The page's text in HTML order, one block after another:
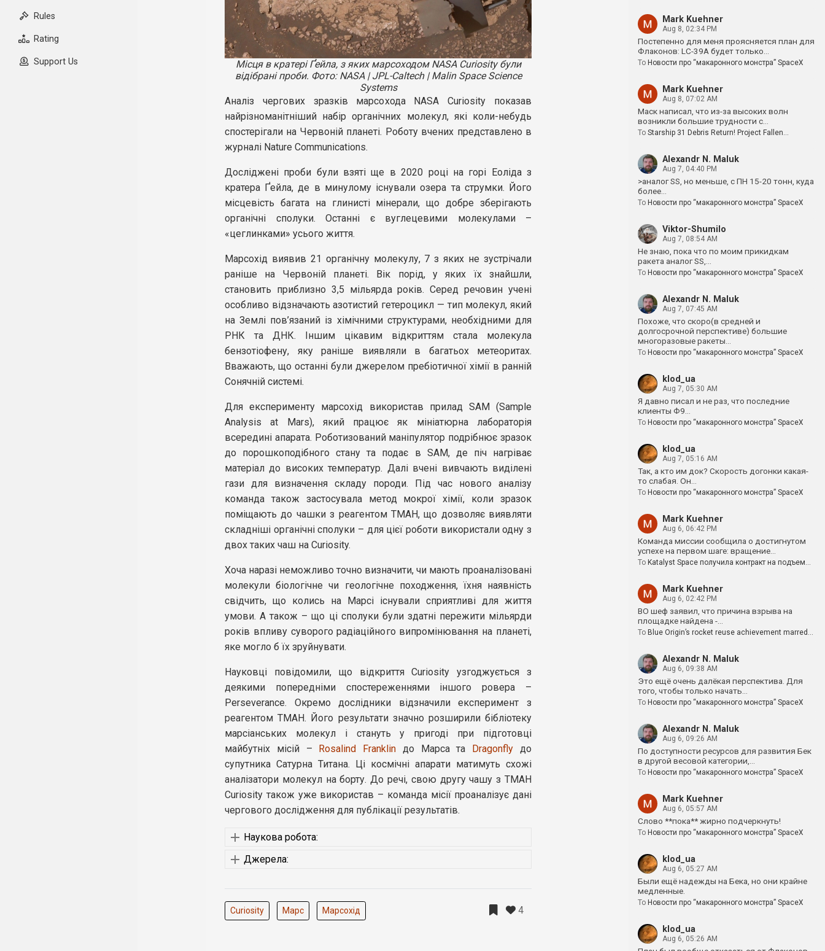
Rules
Rating
Support Us
Місця в кратері Ґейла, з яких марсоходом NASA Curiosity були
відібрані проби. Фото: NASA | JPL-Caltech | Malin Space Science
Systems
Аналіз чергових зразків марсохода NASA Curiosity показав
найрізноманітніший набір органічних молекул, які коли-небудь
спостерігали на Червоній планеті. Роботу вчених представлено в
журналі Nature Communications.
Досліджені проби були взяті ще в 2020 році на горі Еоліда з
кратера Ґейла, де в минулому існували озера та струмки. Його
місцевість багата на глинисті мінерали, що добре зберігають
органічні сполуки. Останні є вуглецевими молекулами –
«цеглинками» усього життя.
Марсохід виявив 21 органічну молекулу, 7 з яких не зустрічали
раніше на Червоній планеті. Вік порід, у яких їх знайшли,
становить приблизно 3,5 мільярда років. Серед речовин учені
особливо відзначають азотистий гетероцикл — тип молекул, який
на Землі пов’язаний із хімічними структурами, необхідними для
РНК та ДНК. Іншим цікавим відкриттям стала молекула
бензотіофену, яку раніше виявляли в багатьох метеоритах.
Вважають, що останні були джерелом пребіотичної хімії в ранній
Сонячній системі.
Для експерименту марсохід використав прилад SAM (Sample
Analysis at Mars), який працює як мініатюрна лабораторія
всередині апарата. Роботизований маніпулятор подрібнює зразок
до порошкоподібного стану та подає в SAM, де піч нагріває
матеріал до високих температур. Далі вчені вивчають виділені
гази для визначення складу породи. Під час нового аналізу
команда також застосувала метод мокрої хімії, коли зразок
поміщають до чашки з реагентом TMAH, що дозволяє виявляти
складніші органічні сполуки – для цієї роботи використали одну з
двох таких чаш на Curiosity.
Хоча наразі неможливо точно визначити, чи мають проаналізовані
молекули біологічне чи геологічне походження, їхня наявність
свідчить, що колись на Марсі існували сприятливі для життя
умови. А також – що ці сполуки були здатні пережити мільярди
років впливу суворого радіаційного випромінювання на планеті,
яке могло б їх зруйнувати.
Науковці повідомили, що відкриття Curiosity узгоджується з
деякими попередніми спостереженнями іншого ровера –
Perseverance. Окремо дослідники відзначили експеримент з
реагентом TMAH. Його результати значно розширили бібліотеку
марсіанських молекул і стануть у пригоді при підготовці
майбутніх місій – Rosalind Franklin до Марса та Dragonfly до
супутника Сатурна Титана. Ці космічні апарати матимуть схожі
аналізатори молекул на борту. До речі, свою другу чашу з TMAH
Curiosity також уже використав – команда місії проаналізує дані
чергового дослідження для публікації результатів.
Наукова робота:
Джерела:
Curiosity Марс Марсохід 4
Mark Kuehner
Aug 8, 02:34 PM
Постепенно для меня проясняется план для
Флаконов: LC-39A будет только…
To Новости про “макаронного монстра” SpaceX
Mark Kuehner
Aug 8, 07:02 AM
Маск написал, что из-за высоких волн
возникли большие трудности с…
To Starship 31 Debris Return! Project Fallen…
Alexandr N. Maluk
Aug 7, 04:40 PM
>аналог SS, но меньше, с ПН 15-20 тонн, куда
более…
To Новости про “макаронного монстра” SpaceX
Viktor-Shumilo
Aug 7, 08:54 AM
Не знаю, пока что по моим прикидкам
ракета аналог SS,…
To Новости про “макаронного монстра” SpaceX
Alexandr N. Maluk
Aug 7, 07:45 AM
Похоже, что скоро(в средней и
долгосрочной перспективе) большие
многоразовые ракеты…
To Новости про “макаронного монстра” SpaceX
klod_ua
Aug 7, 05:30 AM
Я давно писал и не раз, что последние
клиенты Ф9…
To Новости про “макаронного монстра” SpaceX
klod_ua
Aug 7, 05:16 AM
Так, а кто им док? Скорость догонки какая-
то слабая. Он…
To Новости про “макаронного монстра” SpaceX
Mark Kuehner
Aug 6, 06:42 PM
Команда миссии сообщила о достигнутом
успехе на первом шаге: вращение…
To Katalyst Space получила контракт на подъем…
Mark Kuehner
Aug 6, 02:42 PM
BO шеф заявил, что причина взрыва на
площадке найдена -…
To Blue Origin’s rocket reuse achievement marred…
Alexandr N. Maluk
Aug 6, 09:38 AM
Это ещё очень далёкая перспектива. Для
того, чтобы только начать…
To Новости про “макаронного монстра” SpaceX
Alexandr N. Maluk
Aug 6, 09:26 AM
По доступности ресурсов для развития Бек
в другой весовой категории,…
To Новости про “макаронного монстра” SpaceX
Mark Kuehner
Aug 6, 05:57 AM
Слово **пока** жирно подчеркнуть!
To Новости про “макаронного монстра” SpaceX
klod_ua
Aug 6, 05:27 AM
Были ещё надежды на Бека, но они крайне
медленные.
To Новости про “макаронного монстра” SpaceX
klod_ua
Aug 6, 05:26 AM